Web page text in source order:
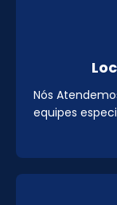
Nós
equipes